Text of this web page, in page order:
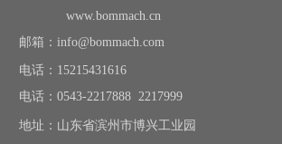
www.bommach.cn
邮箱：info@bommach.com
电话：15215431616
电话：0543-2217888 2217999
地址：山东省滨州市博兴工业园